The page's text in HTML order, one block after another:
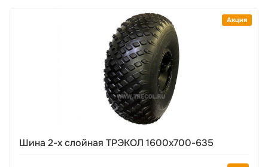
Акция
Шина 2-х слойная ТРЭКОЛ 1600х700-635